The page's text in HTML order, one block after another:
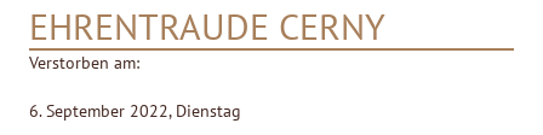
EHRENTRAUDE CERNY
Verstorben am:
6. September 2022, Dienstag